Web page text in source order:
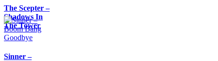
The Scepter –
Shadows In
The Tower
Sinner –